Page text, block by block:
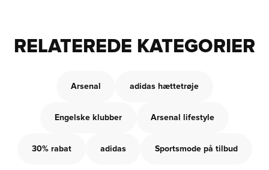
RELATEREDE KATEGORIER
Arsenal adidas hættetrøje
Engelske klubber Arsenal lifestyle
30% rabat adidas Sportsmode på tilbud